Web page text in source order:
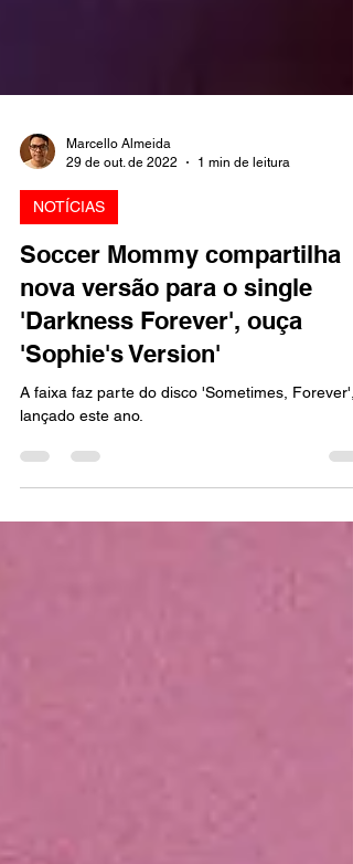
29 de out. de 2022
NOTÍCIAS
Soccer Mommy compartilha
nova versão para o single
'Darkness Forever', ouça
'Sophie's Version'
lançado este ano.